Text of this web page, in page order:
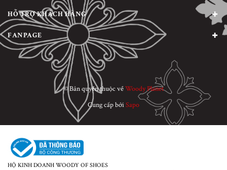
HỖ TRỢ KHÁCH HÀNG
FANPAGE
© Bản quyền thuộc vềWoody Planet
Cung cấp bởiSapo
HỘ KINH DOANH WOODY OF SHOES